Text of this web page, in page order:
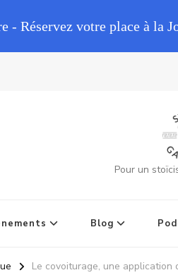
Pour un
Blog
Le covoiturage, une application
- Réservez votre place à la